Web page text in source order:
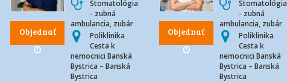
Objednať
Stomatológia
- zubná
ambulancia, zubár
Poliklinika
Cesta k
nemocnici Banská
Bystrica – Banská
Bystrica
Objednať
Stomatológia
- zubná
ambulancia, zubár
Poliklinika
Cesta k
nemocnici Banská
Bystrica – Banská
Bystrica